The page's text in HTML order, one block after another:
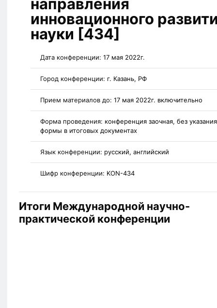
направления
инновационного
науки [434]
Дата конференции: 17 мая 2022г.
Город конференции: г. Казань, РФ
Прием материалов до: 17 мая 2022г. включительно
Форма проведения: конференция заочная, без указания
формы в итоговых документах
Язык конференции: русский, английский
Шифр конференции: KON-434
Итоги Международной научно-
практической конференции